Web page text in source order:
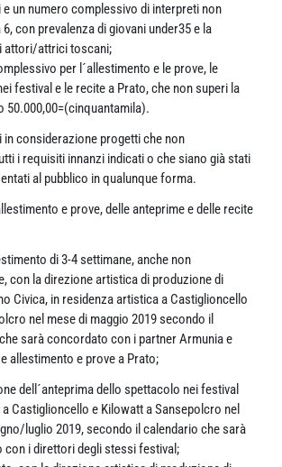
un numero complessivo di interpreti non
con prevalenza di giovani under35 e la
attori/attrici toscani;
per l´allestimento e le prove, le
festival e le recite a Prato, che non superi la
50.000,00=(cinquantamila).
in considerazione progetti che non
i requisiti innanzi indicati o che siano già stati
al pubblico in qualunque forma.
e prove, delle anteprime e delle recite
di 3-4 settimane, anche non
con la direzione artistica di produzione di
Civica, in residenza artistica a Castiglioncello
nel mese di maggio 2019 secondo il
sarà concordato con i partner Armunia e
allestimento e prove a Prato;
dell´anteprima dello spettacolo nei festival
Castiglioncello e Kilowatt a Sansepolcro nel
luglio 2019, secondo il calendario che sarà
con i direttori degli stessi festival;